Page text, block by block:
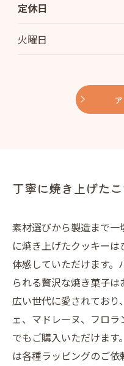
定休日
火曜日
丁寧に焼き上げた
素材選びから製造まで一
に焼き上げたクッキー
体感していただけます。
られる贅沢な焼き菓子
広い世代に愛されてお
ェ、マドレーヌ、フロ
でもご購入いただけま
は各種ラッピングのご依